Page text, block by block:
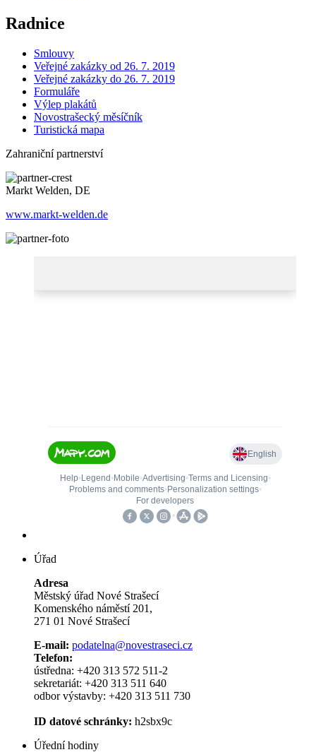
Radnice
Smlouvy
Veřejné zakázky od 26. 7. 2019
Veřejné zakázky do 26. 7. 2019
Formuláře
Výlep plakátů
Novostrašecký měsíčník
Turistická mapa
Zahraniční partnerství
Markt Welden, DE
www.markt-welden.de
Úřad
Adresa
Městský úřad Nové Strašecí
Komenského náměstí 201,
271 01 Nové Strašecí
E-mail: podatelna@novestraseci.cz
Telefon:
ústředna: +420 313 572 511-2
sekretariát: +420 313 511 640
odbor výstavby: +420 313 511 730
ID datové schránky: h2sbx9c
Úřední hodiny